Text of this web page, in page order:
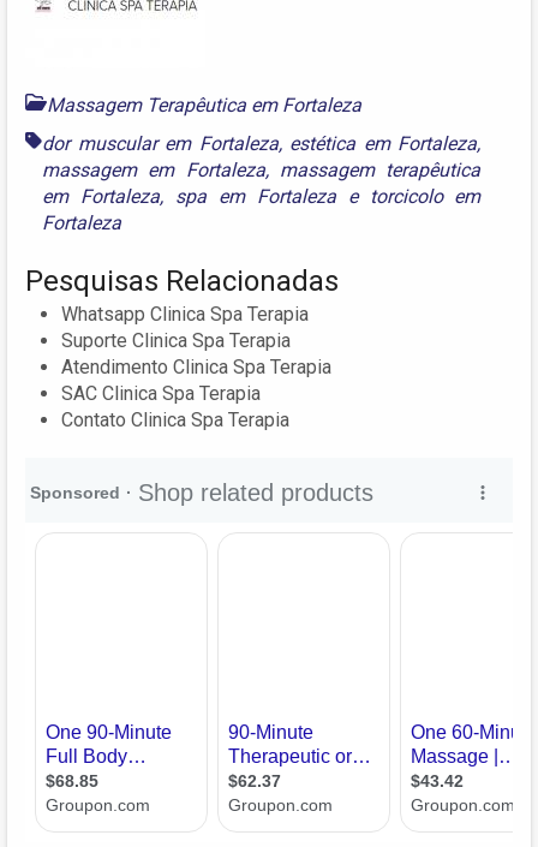
Massagem Terapêutica em Fortaleza
dor muscular em Fortaleza, estética em Fortaleza,
massagem em Fortaleza, massagem terapêutica
em Fortaleza, spa em Fortalezae torcicolo em
Fortaleza
Pesquisas Relacionadas
Whatsapp Clinica Spa Terapia
Suporte Clinica Spa Terapia
Atendimento Clinica Spa Terapia
SAC Clinica Spa Terapia
Contato Clinica Spa Terapia